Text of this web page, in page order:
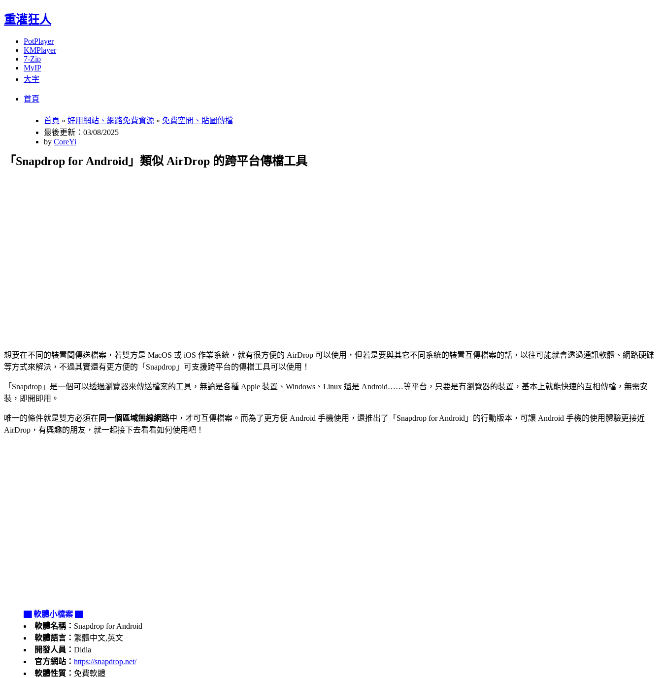
重灌狂人
PotPlayer
KMPlayer
7-Zip
MyIP
大字
首頁
首頁 » 好用網站、網路免費資源 » 免費空間、貼圖傳檔
最後更新：03/08/2025
by CoreYi
「Snapdrop for Android」類似 AirDrop 的跨平台傳檔工具
想要在不同的裝置間傳送檔案，若雙方是 MacOS 或 iOS 作業系統，就有很方便的 AirDrop 可以使用，但若是要與其它不同系統的裝置互傳檔案的話，以往可能就會透過通訊軟體、網路硬碟
等方式來解決，不過其實還有更方便的「Snapdrop」可支援跨平台的傳檔工具可以使用！
「Snapdrop」是一個可以透過瀏覽器來傳送檔案的工具，無論是各種 Apple 裝置、Windows、Linux 還是 Android……等平台，只要是有瀏覽器的裝置，基本上就能快速的互相傳檔，無需安
裝，即開即用。
唯一的條件就是雙方必須在 同一個區域無線網路中，才可互傳檔案。而為了更方便 Android 手機使用，還推出了「Snapdrop for Android」的行動版本，可讓 Android 手機的使用體驗更接近
AirDrop，有興趣的朋友，就一起接下去看看如何使用吧！
▇ 軟體小檔案 ▇
軟體名稱： Snapdrop for Android
軟體語言： 繁體中文,英文
開發人員： Didla
官方網站： https://snapdrop.net/
軟體性質： 免費軟體